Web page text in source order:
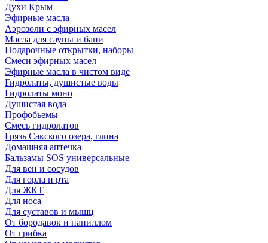
Духи Крым
Эфирные масла
Аэрозоли с эфирных масел
Масла для сауны и бани
Подарочные открытки, наборы
Смеси эфирных масел
Эфирные масла в чистом виде
Гидролаты, душистые воды
Гидролаты моно
Душистая вода
Профобьемы
Смесь гидролатов
Грязь Сакского озера, глина
Домашняя аптечка
Бальзамы SOS универсальные
Для вен и сосудов
Для горла и рта
Для ЖКТ
Для носа
Для суставов и мышц
От бородавок и папиллом
От грибка